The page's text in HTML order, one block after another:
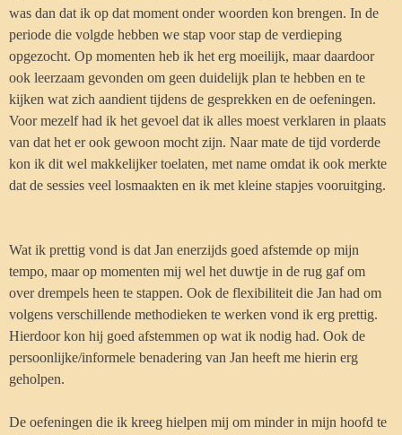
was dan dat ik op dat moment onder woorden kon brengen. In de
periode die volgde hebben we stap voor stap de verdieping
opgezocht. Op momenten heb ik het erg moeilijk, maar daardoor
ook leerzaam gevonden om geen duidelijk plan te hebben en te
kijken wat zich aandient tijdens de gesprekken en de oefeningen.
Voor mezelf had ik het gevoel dat ik alles moest verklaren in plaats
van dat het er ook gewoon mocht zijn. Naar mate de tijd vorderde
kon ik dit wel makkelijker toelaten, met name omdat ik ook merkte
dat de sessies veel losmaakten en ik met kleine stapjes vooruitging.
Wat ik prettig vond is dat Jan enerzijds goed afstemde op mijn
tempo, maar op momenten mij wel het duwtje in de rug gaf om
over drempels heen te stappen. Ook de flexibiliteit die Jan had om
volgens verschillende methodieken te werken vond ik erg prettig.
Hierdoor kon hij goed afstemmen op wat ik nodig had. Ook de
persoonlijke/informele benadering van Jan heeft me hierin erg
geholpen.
De oefeningen die ik kreeg hielpen mij om minder in mijn hoofd te